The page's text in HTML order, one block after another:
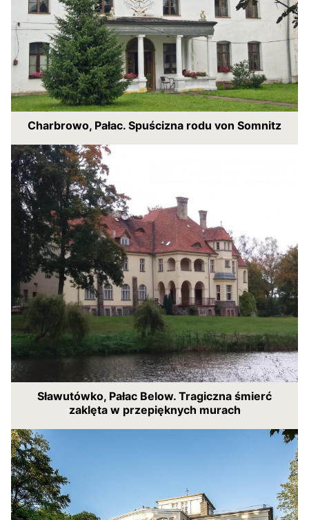
Charbrowo, Pałac. Spuścizna rodu von Somnitz
Sławutówko, Pałac Below. Tragiczna śmierć
zaklęta w przepięknych murach